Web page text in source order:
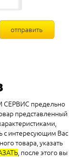
СЕРВИС предельно
представленный
с интересующим Вас
товара, указать
, после этого вы